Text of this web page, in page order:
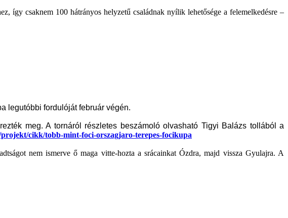
így csaknem 100 hátrányos helyzetű családnak nyílik lehetősége a felemelkedésre –
legutóbbi fordulóját február végén.
meg. A tornáról részletes beszámoló olvasható Tigyi Balázs tollából a
cikk/tobb-mint-foci-orszagjaro-terepes-focikupa
nem ismerve ő maga vitte-hozta a srácainkat Ózdra, majd vissza Gyulajra. A